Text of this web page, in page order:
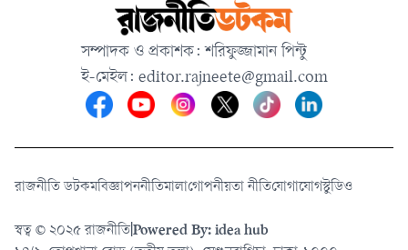
অভাবনীয় সাফল্য তৎকালীন
আইরিশ চলচ্চিত্র শিল্পের জন্য এক
যুগান্তকারী মোড় এনে দিয়েছিল, যা
দেশটির পরবর্তী সিনেমা
করছেন। পেশাদার ক্যারিয়ারে
একজন রাষ্ট্রীয় অনুমোদিত পাবলিক
অ্যাকাউন্ট্যান্ট হওয়ার স্ব
সম্পাদক ও প্রকাশক: শরিফুজ্জামান পিন্টু
ই-মেইল: editor.rajneete@gmail.com
রাজনীতি ডটকমবিজ্ঞাপননীতিমালাগোপনীয়তা নীতিযোগাযোগস্টুডিও
স্বত্ব © ২০২৫ রাজনীতিPowered By: idea hub